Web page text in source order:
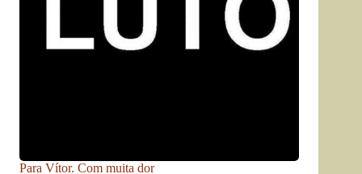
Para Vítor. Com muita dor